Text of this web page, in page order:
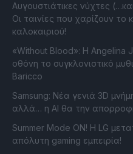
Αυγουστιάτικες νύχτες
Οι ταινίες που χαρίζουν
καλοκαιριού!
«Without Blood»: Η Angelina
οθόνη το συγκλονιστικό
Baricco
Samsung: Νέα γενιά 3D
αλλά… η AI θα την
Summer Mode ON! Η LG
απόλυτη gaming εμπειρία!